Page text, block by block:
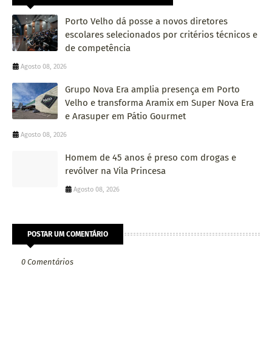
Porto Velho dá posse a novos diretores
escolares selecionados por critérios técnicos e
de competência
Agosto 08, 2026
Grupo Nova Era amplia presença em Porto
Velho e transforma Aramix em Super Nova Era
e Arasuper em Pátio Gourmet
Agosto 08, 2026
Homem de 45 anos é preso com drogas e
revólver na Vila Princesa
Agosto 08, 2026
POSTAR UM COMENTÁRIO
0 Comentários